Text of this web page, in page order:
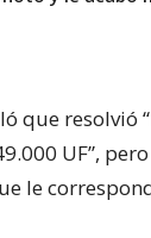
que resolvió
UF”,
le